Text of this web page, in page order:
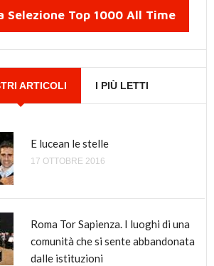
Selezione Top 1000 All Time
ARTICOLI I PIÙ LETTI
E lucean le stelle
17 OTTOBRE 2016
Roma Tor Sapienza. I luoghi di una
comunità che si sente abbandonata
dalle istituzioni
Come è nato tutto questo odio verso
Renzi, il Malaussène italiano?
Perché Renzi è di sinistra e Bersani,
Cuperlo e Speranza sono di destra
12 AGOSTO 2016